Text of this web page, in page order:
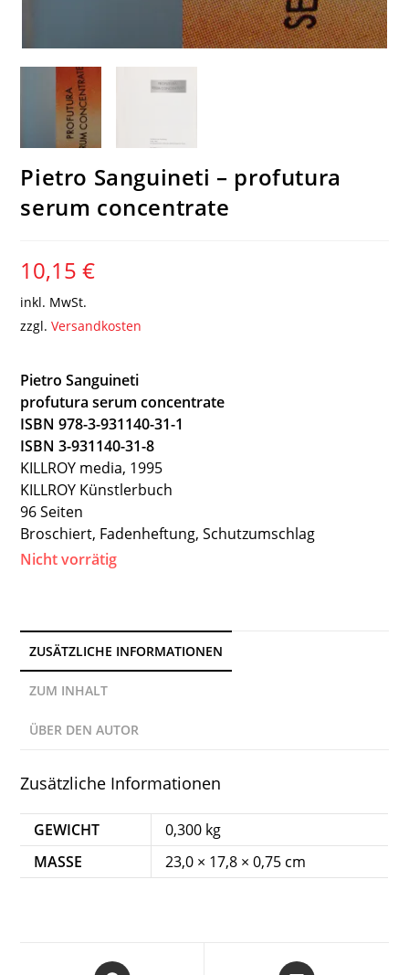
Pietro Sanguineti – profutura
serum concentrate
10,15€
inkl. MwSt.
zzgl.Versandkosten
Pietro Sanguineti
profutura serum concentrate
ISBN 978-3-931140-31-1
ISBN 3-931140-31-8
KILLROY media, 1995
KILLROY Künstlerbuch
96 Seiten
Broschiert, Fadenheftung, Schutzumschlag
Nicht vorrätig
ZUSÄTZLICHE INFORMATIONEN
ZUM INHALT
ÜBER DEN AUTOR
Zusätzliche Informationen
GEWICHT
0,300 kg
MASSE
23,0 × 17,8 × 0,75 cm
Opens Opens